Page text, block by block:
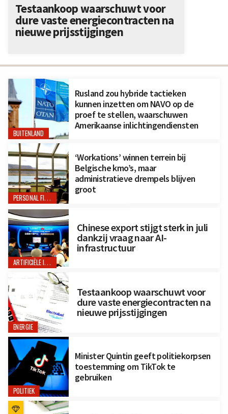
BUITENLAND
Rusland zou hybride tactieken
kunnen inzetten om NAVO op de
proef te stellen, waarschuwen
Amerikaanse inlichtingendiensten
PERSONAL FINANCE
‘Workations’ winnen terrein bij
Belgische kmo’s, maar
administratieve drempels blijven
groot
ARTIFICIËLE INTELLIGENTIE
Chinese export stijgt sterk in juli
dankzij vraag naar AI-
infrastructuur
ENERGIE
Testaankoop waarschuwt voor
dure vaste energiecontracten na
nieuwe prijsstijgingen
POLITIEK
Minister Quintin geeft politiekorpsen
toestemming om TikTok te
gebruiken
Testaankoop waarschuwt voor
dure vaste energiecontracten na
nieuwe prijsstijgingen